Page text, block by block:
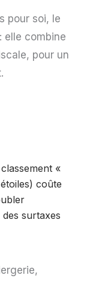
pour soi, le
elle combine
pour un
«
coûte
des surtaxes